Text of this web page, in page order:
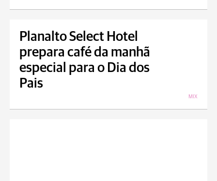
Planalto Select Hotel
prepara café da manhã
especial para o Dia dos
Pais
MIX